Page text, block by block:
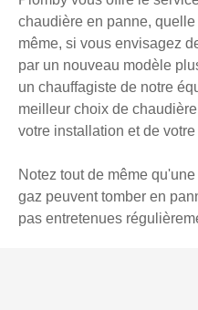
chaudière en panne,
même, si vous envisagez
par un nouveau modèle
un chauffagiste de notre
meilleur choix de
votre installation et de votre
Notez tout de même
gaz peuvent tomber en
pas entretenues